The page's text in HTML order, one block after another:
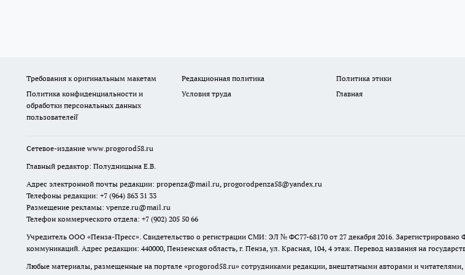
Требования к оригинальным макетам Редакционная политика
Политика этики
Политика конфиденциальности и
обработки персональных данных
пользователей̆
Условия труда Главная
Сетевое-издание www.progorod58.ru
Главный редактор: Полудницына Е.В.
Адрес электронной почты редакции: propenza@mail.ru, progorodpenza58@yandex.ru
Телефоны редакции: +7 (964) 863 31 33
Размещение рекламы: vpenze.ru@mail.ru
Телефон коммерческого отдела: +7 (902) 205 50 66
Учредитель ООО «Пенза-Пресс». Свидетельство о регистрации СМИ: ЭЛ № ФС77-68170 от 27 декабря 2016.
коммуникаций. Адрес редакции: 440000, Пензенская область, г. Пенза, ул. Красная, 104, 4 этаж. Перевод названия на
Любые материалы, размещенные на портале «progorod58.ru» сотрудниками редакции, внештатными авторами и читателями,